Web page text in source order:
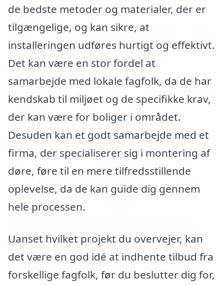
de bedste metoder og materialer, der er
tilgængelige, og kan sikre, at
installeringen udføres hurtigt og effektivt.
Det kan være en stor fordel at
samarbejde med lokale fagfolk, da de har
kendskab til miljøet og de specifikke krav,
der kan være for boliger i området.
Desuden kan et godt samarbejde med et
firma, der specialiserer sig i montering af
døre, føre til en mere tilfredsstillende
oplevelse, da de kan guide dig gennem
hele processen.
Uanset hvilket projekt du overvejer, kan
det være en god idé at indhente tilbud fra
forskellige fagfolk, før du beslutter dig for,